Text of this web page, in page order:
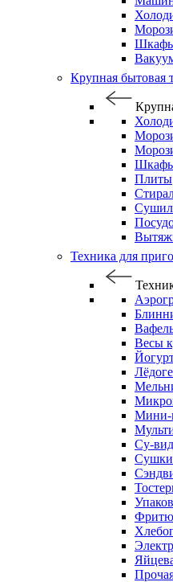
Шкафы
Крупная бытовая
Плиты
Техника для
Весы
Мини-
Су-вид
Сушки